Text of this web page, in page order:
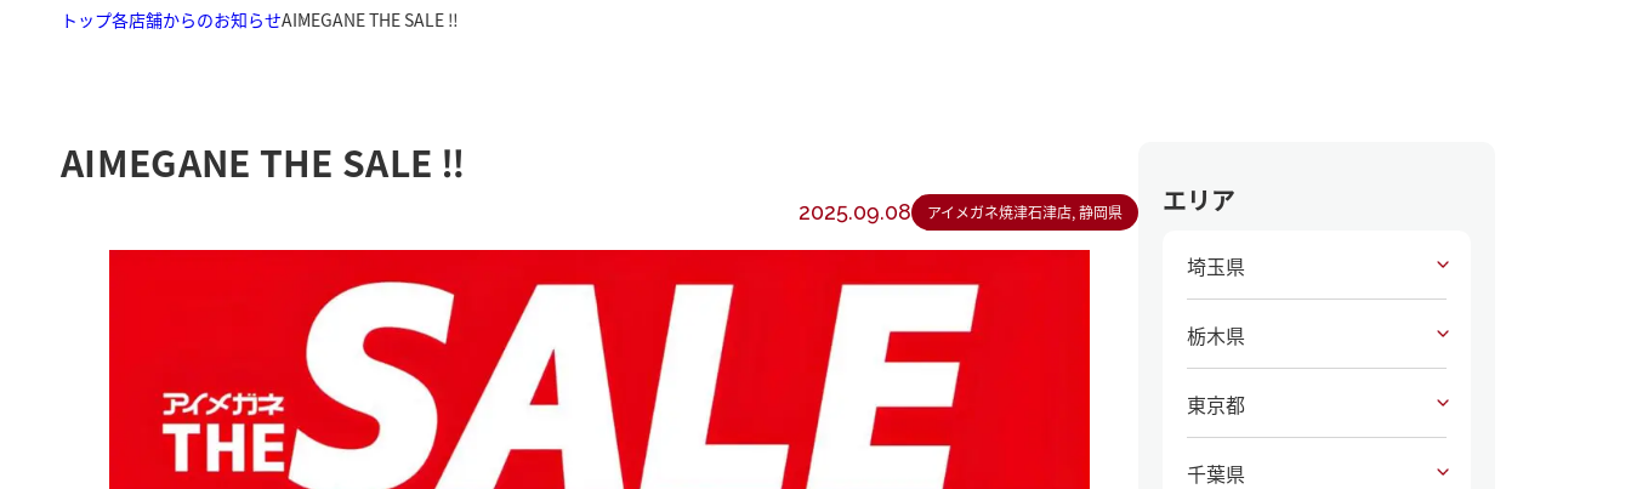
トップ各店舗からのお知らせAIMEGANE THE SALE ‼️
AIMEGANE THE SALE ‼️
2025.09.08 アイメガネ焼津石津店, 静岡県 エリア
埼玉県
栃木県
東京都
千葉県